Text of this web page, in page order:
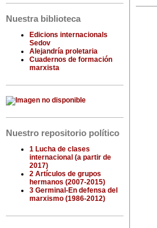
Nuestra biblioteca
Edicions internacionals
Sedov
Alejandría proletaria
Cuadernos de formación
marxista
Nuestro repositorio político
1 Lucha de clases
internacional (a partir de
2017)
2 Artículos de grupos
hermanos (2007-2015)
3 Germinal-En defensa del
marxismo (1986-2012)